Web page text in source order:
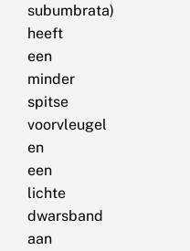
subumbrata)
heeft
een
minder
spitse
voorvleugel
en
een
lichte
dwarsband
aan